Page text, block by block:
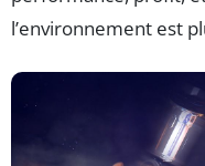
l’environnement est